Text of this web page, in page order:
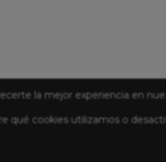
la mejor experiencia en
qué cookies utilizamos o